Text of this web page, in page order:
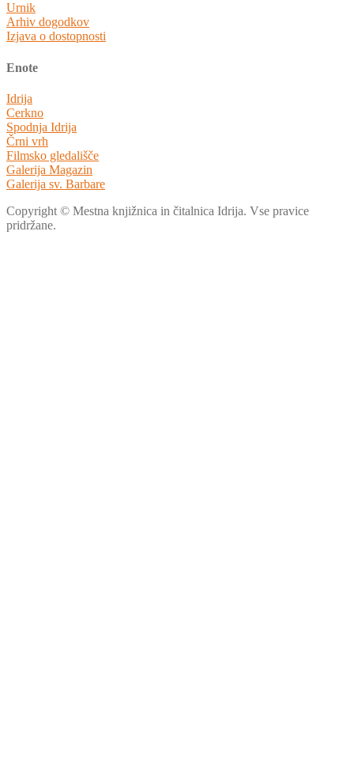
Urnik
Arhiv dogodkov
Izjava o dostopnosti
Enote
Idrija
Cerkno
Spodnja Idrija
Črni vrh
Filmsko gledališče
Galerija Magazin
Galerija sv. Barbare
Copyright © Mestna knjižnica in čitalnica Idrija. Vse pravice
pridržane.